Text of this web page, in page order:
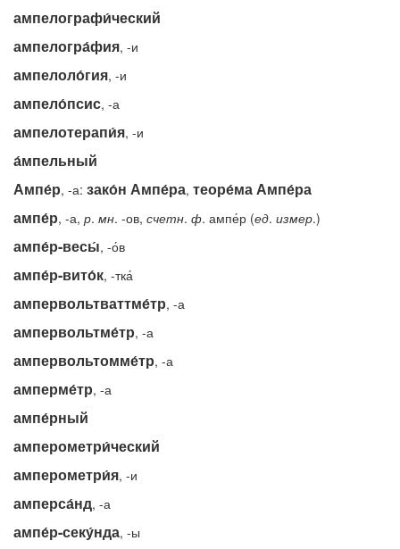
ампелографи́ческий
ампелогра́фия, -и
ампелоло́гия, -и
ампело́псис, -а
ампелотерапи́я, -и
а́мпельный
Ампе́р, -а: зако́н Ампе́ра, теоре́ма Ампе́ра
ампе́р, -а, р. мн. -ов, счетн. ф. ампе́р (ед. измер.)
ампе́р-весы́, -о́в
ампе́р-вито́к, -тка́
ампервольтваттме́тр, -а
ампервольтме́тр, -а
ампервольтомме́тр, -а
амперме́тр, -а
ампе́рный
амперометри́ческий
амперометри́я, -и
амперса́нд, -а
ампе́р-секу́нда, -ы